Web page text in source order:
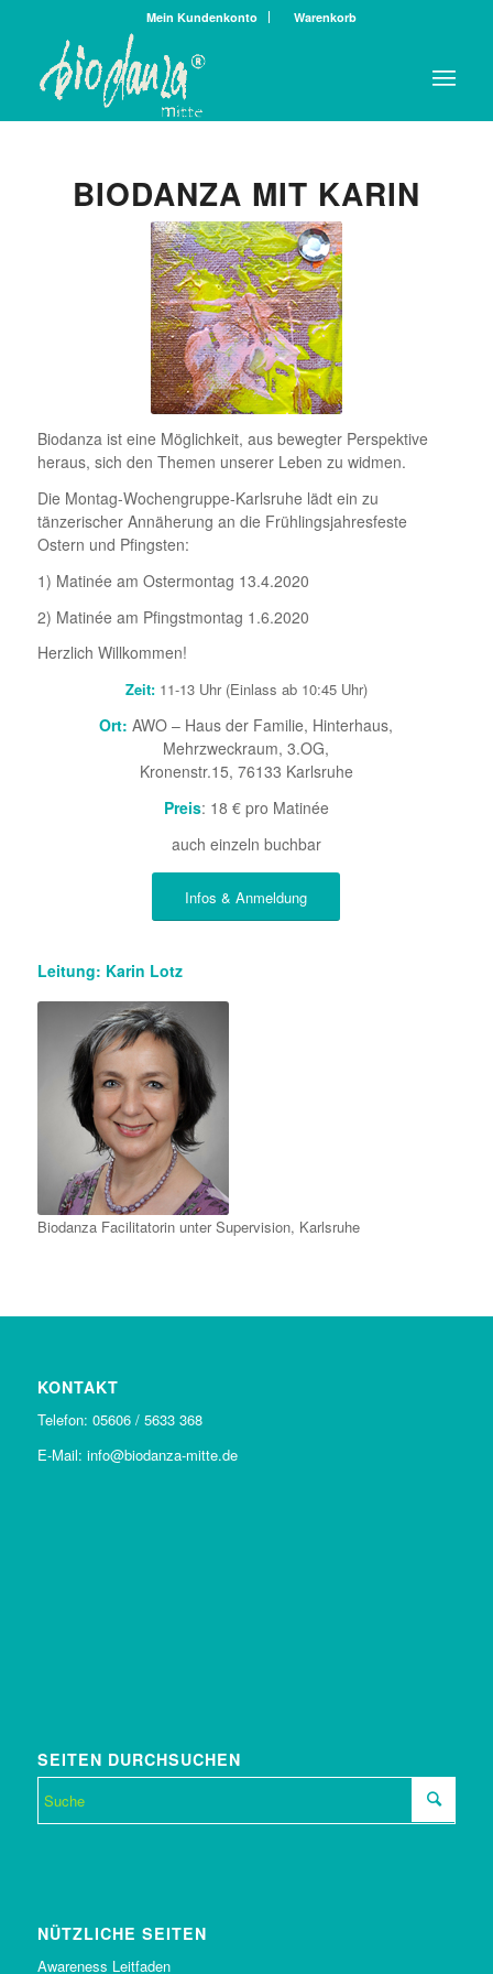
Mein Kundenkonto Warenkorb
BIODANZA MIT KARIN
Biodanza ist eine Möglichkeit, aus bewegter Perspektive
heraus, sich den Themen unserer Leben zu widmen.
Die Montag-Wochengruppe-Karlsruhe lädt ein zu
tänzerischer Annäherung an die Frühlingsjahresfeste
Ostern und Pfingsten:
1) Matinée am Ostermontag 13.4.2020
2) Matinée am Pfingstmontag 1.6.2020
Herzlich Willkommen!
Zeit:11-13 Uhr (Einlass ab 10:45 Uhr)
Ort: AWO – Haus der Familie, Hinterhaus,
Mehrzweckraum, 3.OG,
Kronenstr.15, 76133 Karlsruhe
Preis: 18 € pro Matinée
auch einzeln buchbar
Infos & Anmeldung
Leitung: Karin Lotz
Biodanza Facilitatorin unter Supervision, Karlsruhe
KONTAKT
Telefon: 05606 / 5633 368
E-Mail: info@biodanza-mitte.de
SEITEN DURCHSUCHEN
NÜTZLICHE SEITEN
Awareness Leitfaden